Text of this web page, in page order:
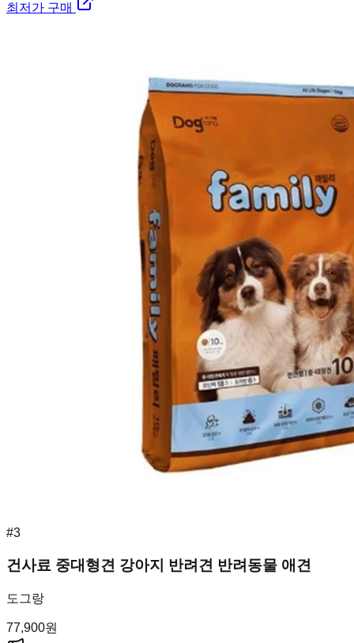
최저가 구매
#3
건사료 중대형견 강아지 반려견 반려동물 애견
도그랑
77,900원